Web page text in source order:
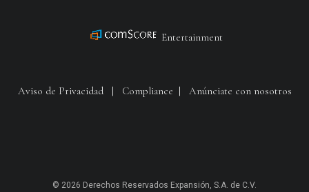
Entertainment
Aviso de Privacidad | Compliance | Anúnciate con nosotros
© 2026 Derechos Reservados Expansión, S.A. de C.V.